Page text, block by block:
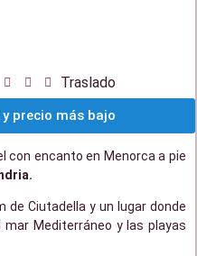
Traslado
precio más bajo
con encanto en Menorca a pie
de Ciutadella y un lugar donde
Mediterráneo y las playas